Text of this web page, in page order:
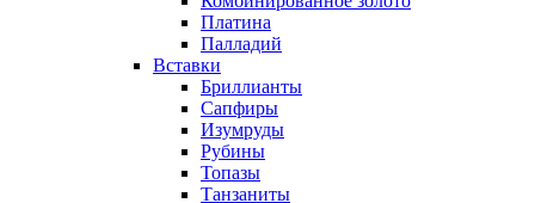
Платина
Палладий
Вставки
Бриллианты
Сапфиры
Изумруды
Рубины
Топазы
Танзаниты